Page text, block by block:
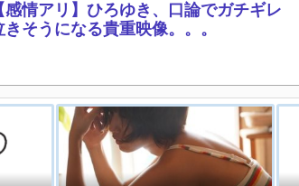
感情アリ】ひろゆき、口論でガチギレ
きそうになる貴重映像。。。